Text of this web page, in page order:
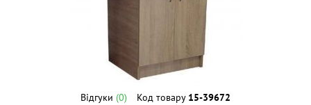
Відгуки (0) Код товару 15-39672